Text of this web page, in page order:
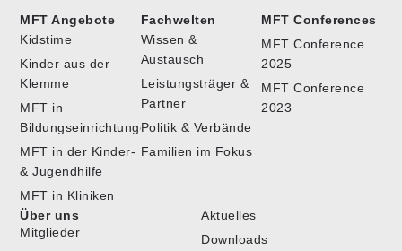
MFT Angebote
Kidstime
Kinder aus der
Klemme
MFT in
Bildungseinrichtungen
MFT in der Kinder-
& Jugendhilfe
MFT in Kliniken
Fachwelten
Wissen &
Austausch
Leistungsträger &
Partner
Politik & Verbände
Familien im Fokus
MFT Conferences
MFT Conference
2025
MFT Conference
2023
Über uns
Mitglieder
Aktuelles
Downloads